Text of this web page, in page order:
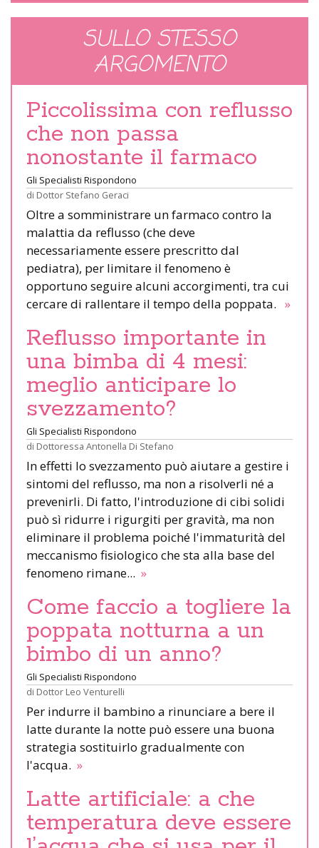
SULLO STESSO
ARGOMENTO
Piccolissima con reflusso
che non passa
nonostante il farmaco
Gli Specialisti Rispondono
di Dottor Stefano Geraci
Oltre a somministrare un farmaco contro la
malattia da reflusso (che deve
necessariamente essere prescritto dal
pediatra), per limitare il fenomeno è
opportuno seguire alcuni accorgimenti, tra cui
cercare di rallentare il tempo della poppata. »
Reflusso importante in
una bimba di 4 mesi:
meglio anticipare lo
svezzamento?
Gli Specialisti Rispondono
di Dottoressa Antonella Di Stefano
In effetti lo svezzamento può aiutare a gestire i
sintomi del reflusso, ma non a risolverli né a
prevenirli. Di fatto, l'introduzione di cibi solidi
può sì ridurre i rigurgiti per gravità, ma non
eliminare il problema poiché l'immaturità del
meccanismo fisiologico che sta alla base del
fenomeno rimane... »
Come faccio a togliere la
poppata notturna a un
bimbo di un anno?
Gli Specialisti Rispondono
di Dottor Leo Venturelli
Per indurre il bambino a rinunciare a bere il
latte durante la notte può essere una buona
strategia sostituirlo gradualmente con
l'acqua. »
Latte artificiale: a che
temperatura deve essere